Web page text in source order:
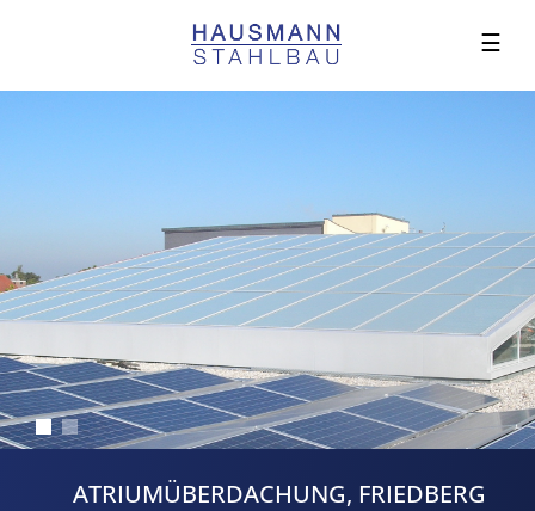
☰
ATRIUMÜBERDACHUNG, FRIEDBERG